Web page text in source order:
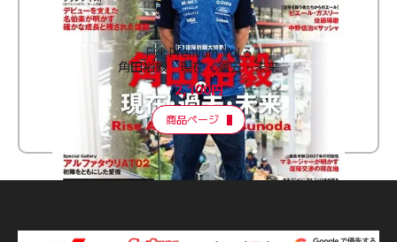
F速 Premium Vol.3
角田裕毅 現在・過去・未来
2,100円
商品ページ